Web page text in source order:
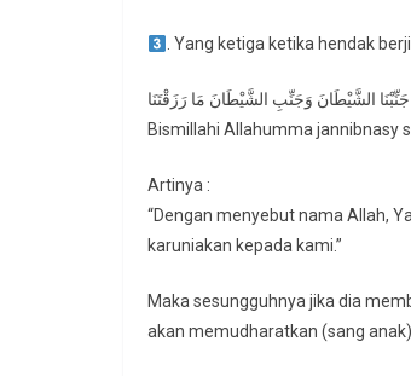
. Yang ketiga ketika hendak
Bismillahi Allahumma jannibnasy
Artinya :
“Dengan menyebut nama Allah,
karuniakan kepada kami.”
Maka sesungguhnya jika dia
akan memudharatkan (sang